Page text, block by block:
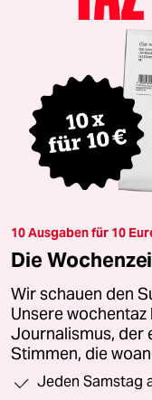
10 Ausgaben für 10
Die
Wir schauen den
Unsere
Journalismus, der
Stimmen, die
Jeden Samstag